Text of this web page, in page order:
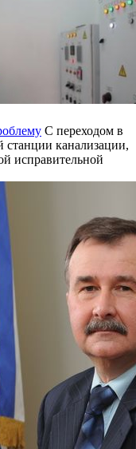
С переходом в
станции канализации,
исправительной